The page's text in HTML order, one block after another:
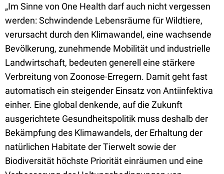
„Im Sinne von One Health darf auch nicht vergessen
werden: Schwindende Lebensräume für Wildtiere,
verursacht durch den Klimawandel, eine wachsende
Bevölkerung, zunehmende Mobilität und industrielle
Landwirtschaft, bedeuten generell eine stärkere
Verbreitung von Zoonose-Erregern. Damit geht fast
automatisch ein steigender Einsatz von Antiinfektiva
einher. Eine global denkende, auf die Zukunft
ausgerichtete Gesundheitspolitik muss deshalb der
Bekämpfung des Klimawandels, der Erhaltung der
natürlichen Habitate der Tierwelt sowie der
Biodiversität höchste Priorität einräumen und eine